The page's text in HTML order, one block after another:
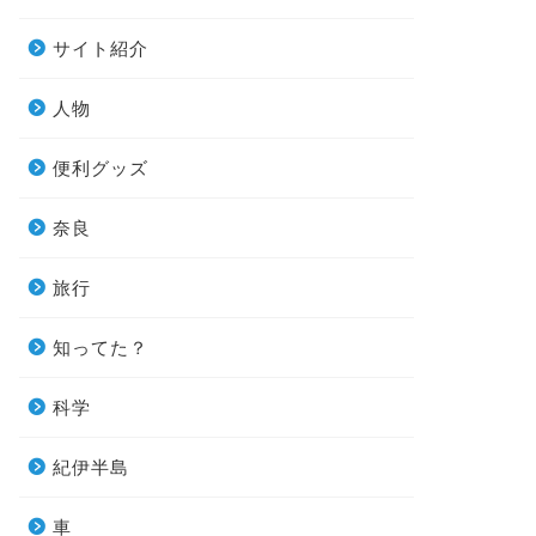
サイト紹介
人物
便利グッズ
奈良
旅行
知ってた？
科学
紀伊半島
車